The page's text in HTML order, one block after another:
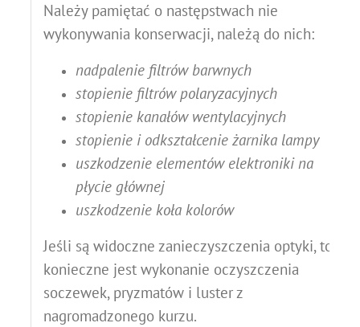
Należy pamiętać o następstwach nie
wykonywania konserwacji, należą do nich:
nadpalenie filtrów barwnych
stopienie filtrów polaryzacyjnych
stopienie kanałów wentylacyjnych
stopienie i odkształcenie żarnika lampy
uszkodzenie elementów elektroniki na
płycie głównej
uszkodzenie koła kolorów
Jeśli są widoczne zanieczyszczenia optyki, to
konieczne jest wykonanie oczyszczenia
soczewek, pryzmatów i luster z
nagromadzonego kurzu.